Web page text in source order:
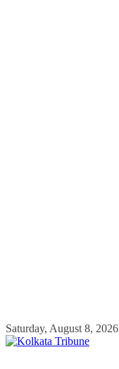
Skip
to
Saturday, August 8, 2026